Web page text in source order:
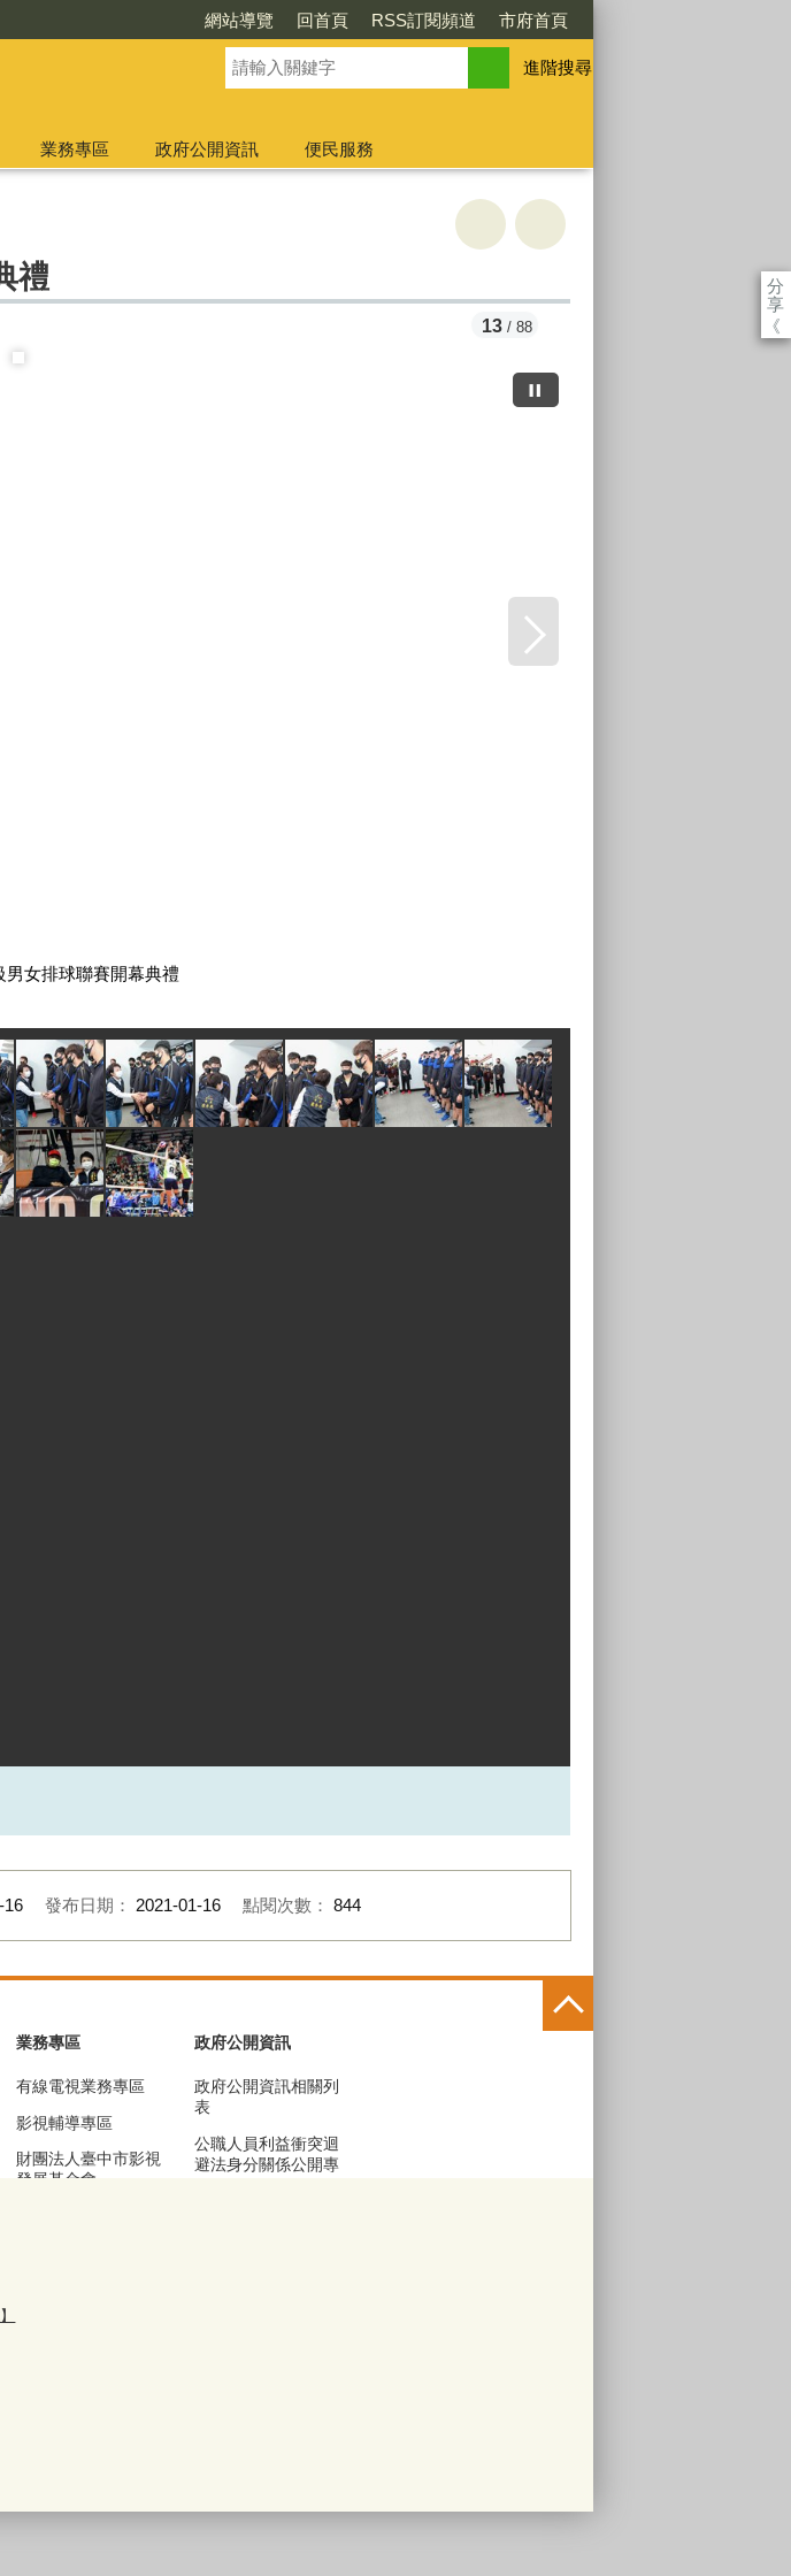
網站導覽 回首頁 RSS訂閱頻道 市府首頁
進階搜尋
業務專區 政府公開資訊
便民服務
分
享
《
禮
男女排球聯賽開幕典禮
13 / 88
16 發布日期： 2021-01-16 點閱次數： 844
業務專區
有線電視業務專區
影視輔導專區
財團法人臺中市影視
發展基金會
政府公開資訊
政府公開資訊相關列
表
公職人員利益衝突迴
避法身分關係公開專